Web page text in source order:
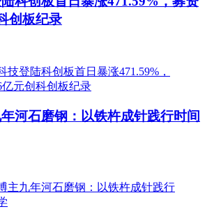
创板纪录
河石磨钢：以铁杵成针践行时间